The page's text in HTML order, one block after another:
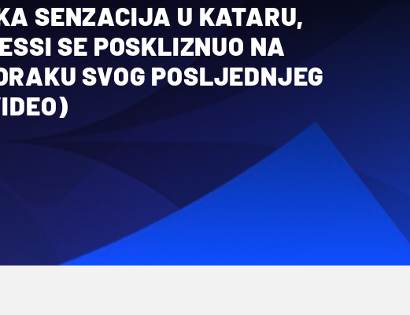
SENZACIJA U KATARU,
SE POSKLIZNUO NA
SVOG POSLJEDNJEG